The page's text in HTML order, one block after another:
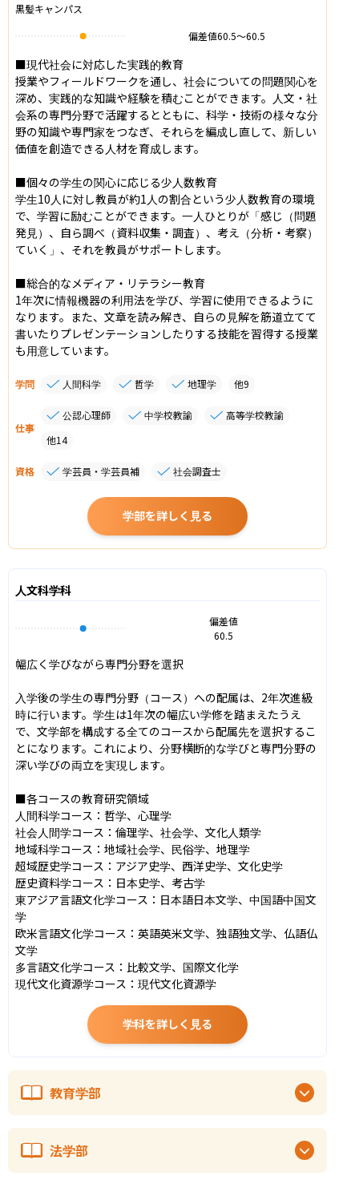
黒髪キャンパス
偏差値60.5〜60.5
■現代社会に対応した実践的教育
授業やフィールドワークを通し、社会についての問題関心を
深め、実践的な知識や経験を積むことができます。人文・社
会系の専門分野で活躍するとともに、科学・技術の様々な分
野の知識や専門家をつなぎ、それらを編成し直して、新しい
価値を創造できる人材を育成します。
■個々の学生の関心に応じる少人数教育
学生10人に対し教員が約1人の割合という少人数教育の環境
で、学習に励むことができます。一人ひとりが「感じ（問題
発見）、自ら調べ（資料収集・調査）、考え（分析・考察）
ていく」、それを教員がサポートします。
■総合的なメディア・リテラシー教育
1年次に情報機器の利用法を学び、学習に使用できるように
なります。また、文章を読み解き、自らの見解を筋道立てて
書いたりプレゼンテーションしたりする技能を習得する授業
も用意しています。
学問 人間科学 哲学 地理学 他9
仕事
公認心理師 中学校教諭
高等学校教諭
他14
資格 学芸員・学芸員補 社会調査士
学部を詳しく見る
人文科学科
偏差値
60.5
幅広く学びながら専門分野を選択
入学後の学生の専門分野（コース）への配属は、2年次進級
時に行います。学生は1年次の幅広い学修を踏まえたうえ
で、文学部を構成する全てのコースから配属先を選択するこ
とになります。これにより、分野横断的な学びと専門分野の
深い学びの両立を実現します。
■各コースの教育研究領域
人間科学コース：哲学、心理学
社会人間学コース：倫理学、社会学、文化人類学
地域科学コース：地域社会学、民俗学、地理学
超域歴史学コース：アジア史学、西洋史学、文化史学
歴史資料学コース：日本史学、考古学
東アジア言語文化学コース：日本語日本文学、中国語中国文
学
欧米言語文化学コース：英語英米文学、独語独文学、仏語仏
文学
多言語文化学コース：比較文学、国際文化学
現代文化資源学コース：現代文化資源学
学科を詳しく見る
教育学部
法学部